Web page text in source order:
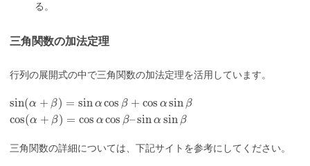
る。
三角関数の加法定理
行列の展開式の中で三角関数の加法定理を活用しています。
sin(α + β) = sinα cos β + cos α sin β
cos(α + β) = cos α cos β–sinα sin β
三角関数の詳細については、下記サイトを参考にしてください。